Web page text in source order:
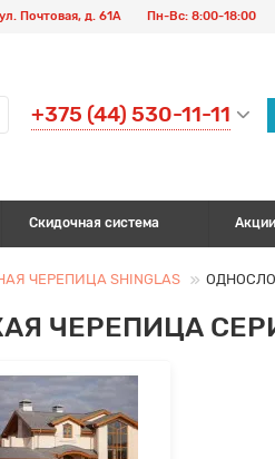
Почтовая, д. 61А Пн-Вс: 8:00-18:00
+375 (44) 530-11-11
Скидочная система Акции
ЧЕРЕПИЦА SHINGLAS
ЧЕРЕПИЦА